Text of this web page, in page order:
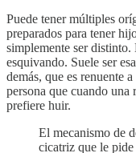
Puede tener múltiples
preparados para tener
simplemente ser
esquivando. Suele ser
demás, que es renuente
persona que cuando una
prefiere huir.
El mecanismo de
cicatriz que le